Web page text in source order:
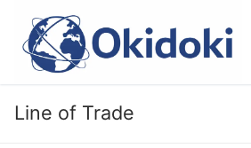
содержимому
Line of Trade